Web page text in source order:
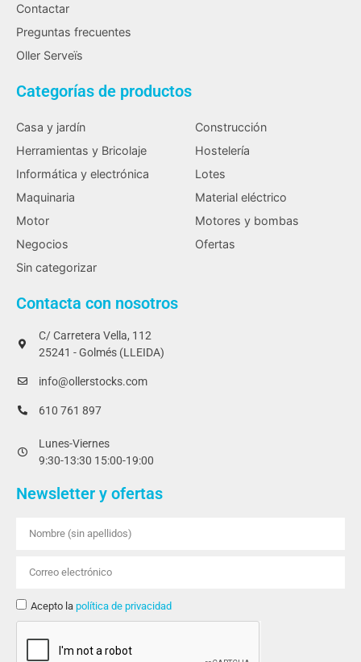
Contactar
Preguntas frecuentes
Oller Serveïs
Categorías de productos
Casa y jardín
Construcción
Herramientas y Bricolaje
Hostelería
Informática y electrónica
Lotes
Maquinaria
Material eléctrico
Motor
Motores y bombas
Negocios
Ofertas
Sin categorizar
Contacta con nosotros
C/ Carretera Vella, 112
25241 - Golmés (LLEIDA)
info@ollerstocks.com
610 761 897
Lunes-Viernes
9:30-13:30 15:00-19:00
Newsletter y ofertas
Acepto la política de privacidad